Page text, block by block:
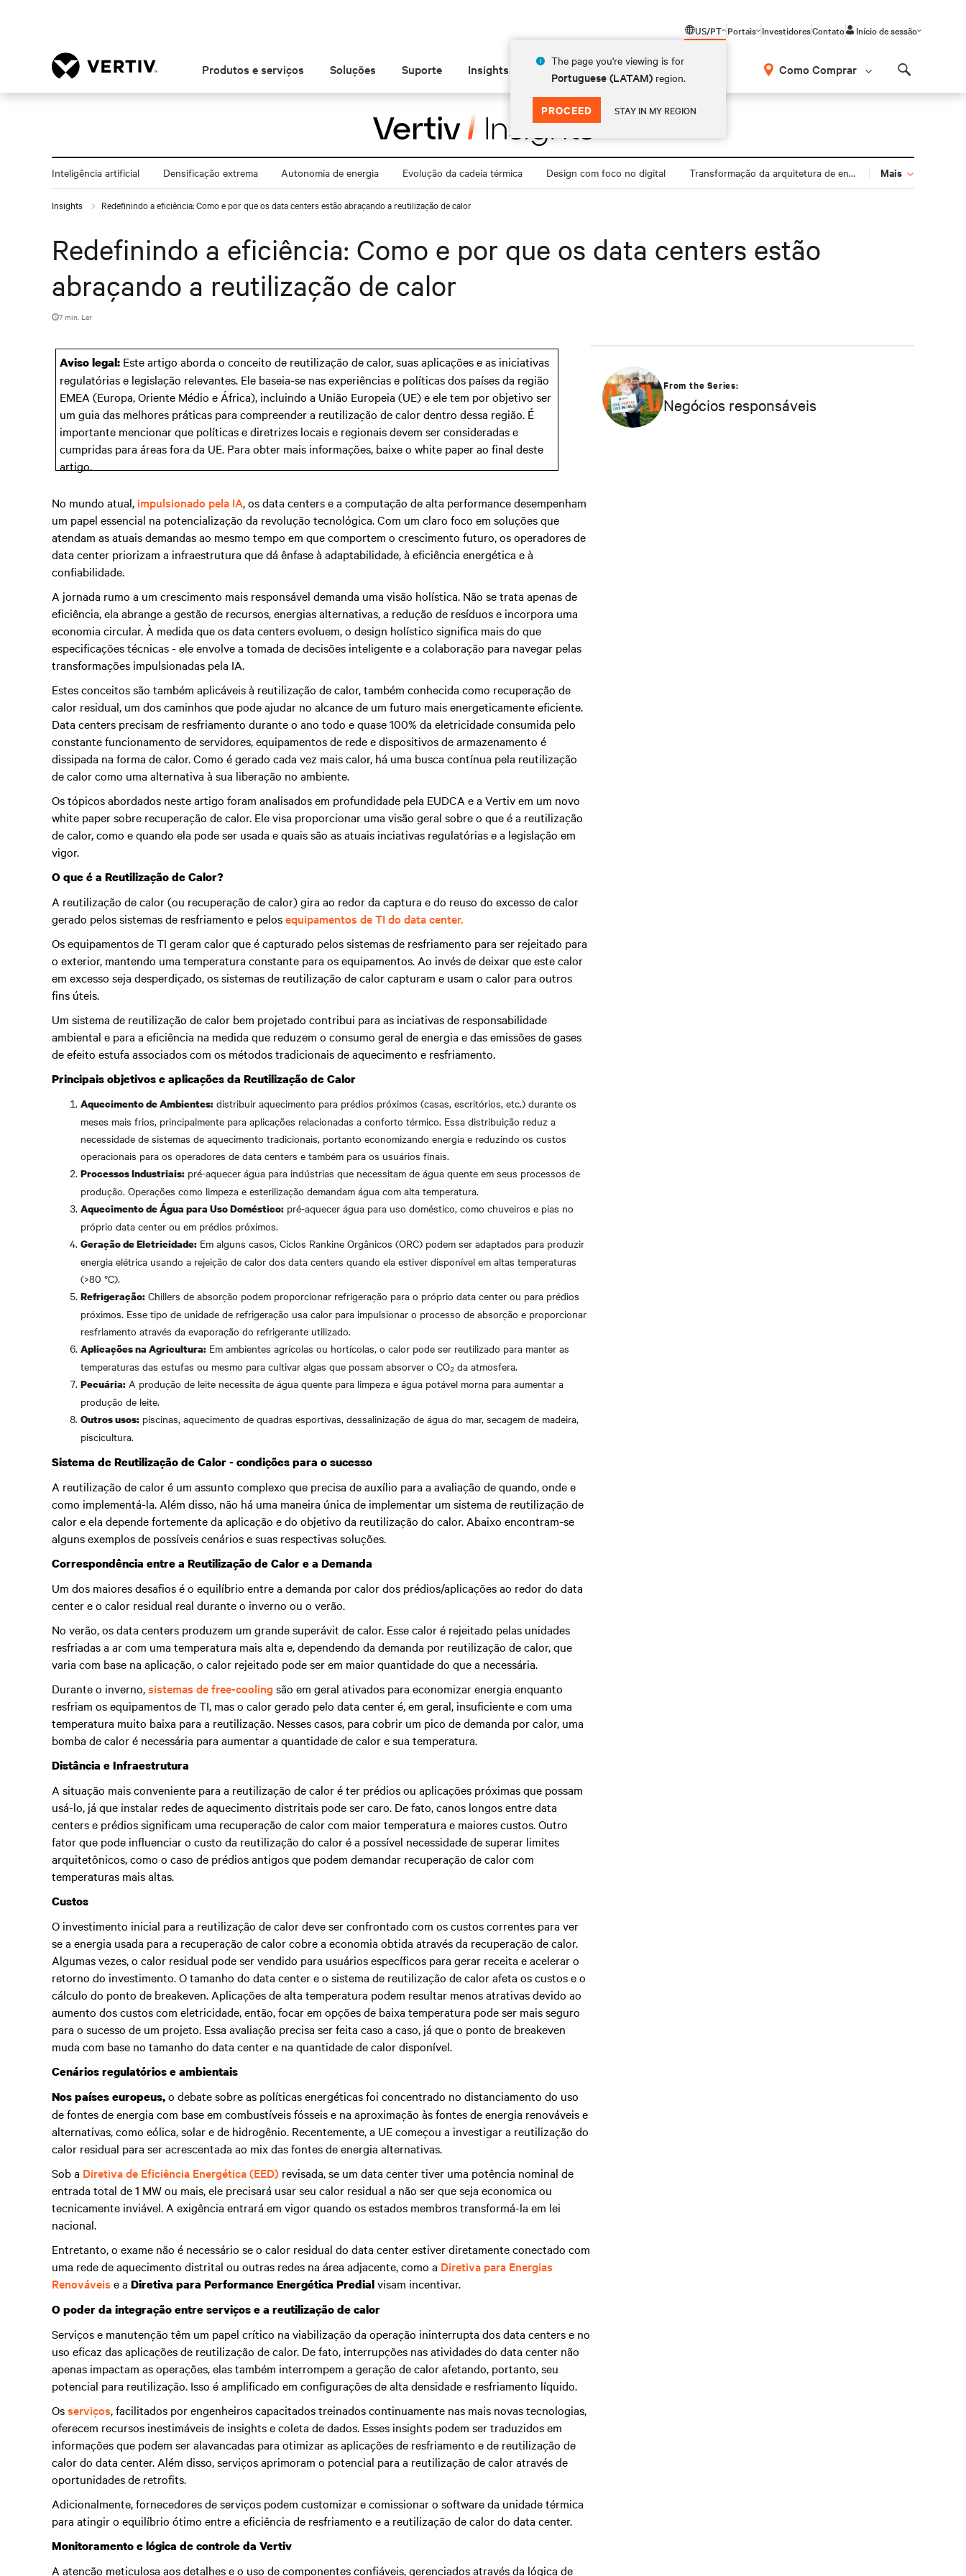
US/PT
The page you're viewing is for
Portuguese (LATAM) region.
PROCEED STAY IN MY REGION
Portais InvestidoresContato Início de sessão
Produtos e serviços Soluções Suporte Insights Sobre Como Comprar
Inteligência artificial Densificação extrema Autonomia de energia Evolução da cadeia térmica Design com foco no digital Transformação da arquitetura de energia Mais
Insights Redefinindo a eficiência: Como e por que os data centers estão abraçando a reutilização de calor
Redefinindo a eficiência: Como e por que os data centers estão
abraçando a reutilização de calor
7 min. Ler
Aviso legal: Este artigo aborda o conceito de reutilização de calor, suas aplicações e as iniciativas
regulatórias e legislação relevantes. Ele baseia-se nas experiências e políticas dos países da região
EMEA (Europa, Oriente Médio e África), incluindo a União Europeia (UE) e ele tem por objetivo ser
um guia das melhores práticas para compreender a reutilização de calor dentro dessa região. É
importante mencionar que políticas e diretrizes locais e regionais devem ser consideradas e
cumpridas para áreas fora da UE. Para obter mais informações, baixe o white paper ao final deste
artigo.
No mundo atual, impulsionado pela IA, os data centers e a computação de alta performance desempenham
um papel essencial na potencialização da revolução tecnológica. Com um claro foco em soluções que
atendam as atuais demandas ao mesmo tempo em que comportem o crescimento futuro, os operadores de
data center priorizam a infraestrutura que dá ênfase à adaptabilidade, à eficiência energética e à
confiabilidade.
A jornada rumo a um crescimento mais responsável demanda uma visão holística. Não se trata apenas de
eficiência, ela abrange a gestão de recursos, energias alternativas, a redução de resíduos e incorpora uma
economia circular. À medida que os data centers evoluem, o design holístico significa mais do que
especificações técnicas - ele envolve a tomada de decisões inteligente e a colaboração para navegar pelas
transformações impulsionadas pela IA.
Estes conceitos são também aplicáveis à reutilização de calor, também conhecida como recuperação de
calor residual, um dos caminhos que pode ajudar no alcance de um futuro mais energeticamente eficiente.
Data centers precisam de resfriamento durante o ano todo e quase 100% da eletricidade consumida pelo
constante funcionamento de servidores, equipamentos de rede e dispositivos de armazenamento é
dissipada na forma de calor. Como é gerado cada vez mais calor, há uma busca contínua pela reutilização
de calor como uma alternativa à sua liberação no ambiente.
Os tópicos abordados neste artigo foram analisados em profundidade pela EUDCA e a Vertiv em um novo
white paper sobre recuperação de calor. Ele visa proporcionar uma visão geral sobre o que é a reutilização
de calor, como e quando ela pode ser usada e quais são as atuais inciativas regulatórias e a legislação em
vigor.
O que é a Reutilização de Calor?
A reutilização de calor (ou recuperação de calor) gira ao redor da captura e do reuso do excesso de calor
gerado pelos sistemas de resfriamento e pelosequipamentos de TI do data center.
Os equipamentos de TI geram calor que é capturado pelos sistemas de resfriamento para ser rejeitado para
o exterior, mantendo uma temperatura constante para os equipamentos. Ao invés de deixar que este calor
em excesso seja desperdiçado, os sistemas de reutilização de calor capturam e usam o calor para outros
fins úteis.
Um sistema de reutilização de calor bem projetado contribui para as inciativas de responsabilidade
ambiental e para a eficiência na medida que reduzem o consumo geral de energia e das emissões de gases
de efeito estufa associados com os métodos tradicionais de aquecimento e resfriamento.
Principais objetivos e aplicações da Reutilização de Calor
Aquecimento de Ambientes: distribuir aquecimento para prédios próximos (casas, escritórios, etc.) durante os
meses mais frios, principalmente para aplicações relacionadas a conforto térmico. Essa distribuição reduz a
necessidade de sistemas de aquecimento tradicionais, portanto economizando energia e reduzindo os custos
operacionais para os operadores de data centers e também para os usuários finais.
Processos Industriais: pré-aquecer água para indústrias que necessitam de água quente em seus processos de
produção. Operações como limpeza e esterilização demandam água com alta temperatura.
Aquecimento de Água para Uso Doméstico: pré-aquecer água para uso doméstico, como chuveiros e pias no
próprio data center ou em prédios próximos.
Geração de Eletricidade: Em alguns casos, Ciclos Rankine Orgânicos (ORC) podem ser adaptados para produzir
energia elétrica usando a rejeição de calor dos data centers quando ela estiver disponível em altas temperaturas
(>80 °C).
Refrigeração: Chillers de absorção podem proporcionar refrigeração para o próprio data center ou para prédios
próximos. Esse tipo de unidade de refrigeração usa calor para impulsionar o processo de absorção e proporcionar
resfriamento através da evaporação do refrigerante utilizado.
Aplicações na Agricultura: Em ambientes agrícolas ou hortícolas, o calor pode ser reutilizado para manter as
temperaturas das estufas ou mesmo para cultivar algas que possam absorver o CO₂ da atmosfera.
Pecuária: A produção de leite necessita de água quente para limpeza e água potável morna para aumentar a
produção de leite.
Outros usos: piscinas, aquecimento de quadras esportivas, dessalinização de água do mar, secagem de madeira,
piscicultura.
Sistema de Reutilização de Calor - condições para o sucesso
A reutilização de calor é um assunto complexo que precisa de auxílio para a avaliação de quando, onde e
como implementá-la. Além disso, não há uma maneira única de implementar um sistema de reutilização de
calor e ela depende fortemente da aplicação e do objetivo da reutilização do calor. Abaixo encontram-se
alguns exemplos de possíveis cenários e suas respectivas soluções.
Correspondência entre a Reutilização de Calor e a Demanda
Um dos maiores desafios é o equilíbrio entre a demanda por calor dos prédios/aplicações ao redor do data
center e o calor residual real durante o inverno ou o verão.
No verão, os data centers produzem um grande superávit de calor. Esse calor é rejeitado pelas unidades
resfriadas a ar com uma temperatura mais alta e, dependendo da demanda por reutilização de calor, que
varia com base na aplicação, o calor rejeitado pode ser em maior quantidade do que a necessária.
Durante o inverno,sistemas de free-cooling são em geral ativados para economizar energia enquanto
resfriam os equipamentos de TI, mas o calor gerado pelo data center é, em geral, insuficiente e com uma
temperatura muito baixa para a reutilização. Nesses casos, para cobrir um pico de demanda por calor, uma
bomba de calor é necessária para aumentar a quantidade de calor e sua temperatura.
Distância e Infraestrutura
A situação mais conveniente para a reutilização de calor é ter prédios ou aplicações próximas que possam
usá-lo, já que instalar redes de aquecimento distritais pode ser caro. De fato, canos longos entre data
centers e prédios significam uma recuperação de calor com maior temperatura e maiores custos. Outro
fator que pode influenciar o custo da reutilização do calor é a possível necessidade de superar limites
arquitetônicos, como o caso de prédios antigos que podem demandar recuperação de calor com
temperaturas mais altas.
Custos
O investimento inicial para a reutilização de calor deve ser confrontado com os custos correntes para ver
se a energia usada para a recuperação de calor cobre a economia obtida através da recuperação de calor.
Algumas vezes, o calor residual pode ser vendido para usuários específicos para gerar receita e acelerar o
retorno do investimento. O tamanho do data center e o sistema de reutilização de calor afeta os custos e o
cálculo do ponto de breakeven. Aplicações de alta temperatura podem resultar menos atrativas devido ao
aumento dos custos com eletricidade, então, focar em opções de baixa temperatura pode ser mais seguro
para o sucesso de um projeto. Essa avaliação precisa ser feita caso a caso, já que o ponto de breakeven
muda com base no tamanho do data center e na quantidade de calor disponível.
Cenários regulatórios e ambientais
Nos países europeus,o debate sobre as políticas energéticas foi concentrado no distanciamento do uso
de fontes de energia com base em combustíveis fósseis e na aproximação às fontes de energia renováveis e
alternativas, como eólica, solar e de hidrogênio. Recentemente, a UE começou a investigar a reutilização do
calor residual para ser acrescentada ao mix das fontes de energia alternativas.
Sob a Diretiva de Eficiência Energética (EED) revisada, se um data center tiver uma potência nominal de
entrada total de 1 MW ou mais, ele precisará usar seu calor residual a não ser que seja economica ou
tecnicamente inviável. A exigência entrará em vigor quando os estados membros transformá-la em lei
nacional.
Entretanto, o exame não é necessário se o calor residual do data center estiver diretamente conectado com
uma rede de aquecimento distrital ou outras redes na área adjacente, como a Diretiva para Energias
Renováveis e a Diretiva para Performance Energética Predialvisam incentivar.
O poder da integração entre serviços e a reutilização de calor
Serviços e manutenção têm um papel crítico na viabilização da operação ininterrupta dos data centers e no
uso eficaz das aplicações de reutilização de calor. De fato, interrupções nas atividades do data center não
apenas impactam as operações, elas também interrompem a geração de calor afetando, portanto, seu
potencial para reutilização. Isso é amplificado em configurações de alta densidade e resfriamento líquido.
Osserviços, facilitados por engenheiros capacitados treinados continuamente nas mais novas tecnologias,
oferecem recursos inestimáveis de insights e coleta de dados. Esses insights podem ser traduzidos em
informações que podem ser alavancadas para otimizar as aplicações de resfriamento e de reutilização de
calor do data center. Além disso, serviços aprimoram o potencial para a reutilização de calor através de
oportunidades de retrofits.
Adicionalmente, fornecedores de serviços podem customizar e comissionar o software da unidade térmica
para atingir o equilíbrio ótimo entre a eficiência de resfriamento e a reutilização de calor do data center.
Monitoramento e lógica de controle da Vertiv
A atenção meticulosa aos detalhes e o uso de componentes confiáveis, gerenciados através da lógica de
From the Series:
Negócios responsáveis